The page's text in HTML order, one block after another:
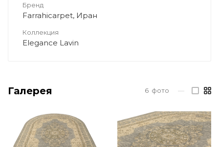
Бренд
Farrahicarpet, Иран
Коллекция
Elegance Lavin
Галерея 6 фото —